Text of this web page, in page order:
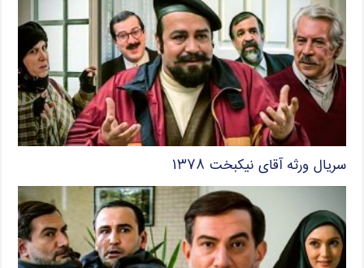
سریال ورثه آقای نیکبخت ۱۳۷۸